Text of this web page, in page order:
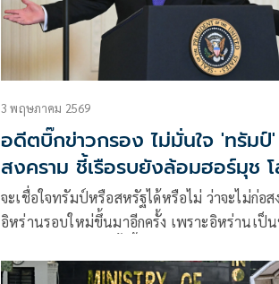
3 พฤษภาคม 2569
อดีตบิ๊กข่าวกรอง ไม่มั่นใจ 'ทรัม
สงคราม ชี้เรือรบยังล้อมฮอร์มุช
วิกฤต-ค่าพลังงานยังสูง
จะเชื่อใจทรัมป์หรือสหรัฐได้หรือไม่​ ว่าจะไม่ก่อส
อิหร่านรอบใหม่ขึ้นมาอีกครั้ง​ เพราะอิหร่านเป็น
เกิดขึ้น​